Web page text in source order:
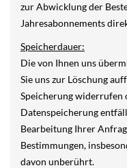
zur Abwicklung der
Jahresabonnements
Speicherdauer:
Die von Ihnen uns
Sie uns zur Löschung
Speicherung widerrufen
Datenspeicherung
Bearbeitung Ihrer
Bestimmungen,
davon unberührt.